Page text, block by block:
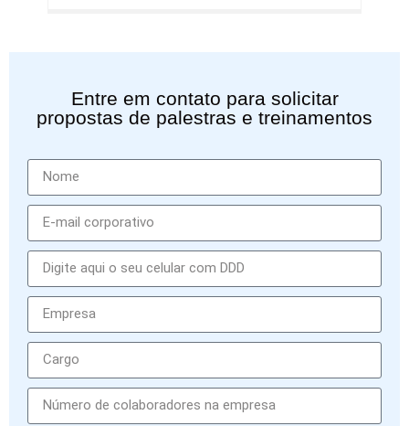
Entre em contato para solicitar
propostas de palestras e treinamentos